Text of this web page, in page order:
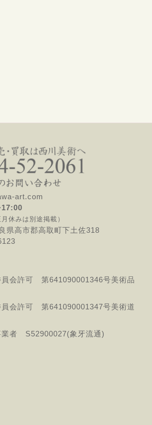
art.com
休みは別途掲載）
県高市郡高取町下土佐318
員会許可 第641090001346号美術品
員会許可 第641090001347号美術道
業者 S52900027(象牙流通)